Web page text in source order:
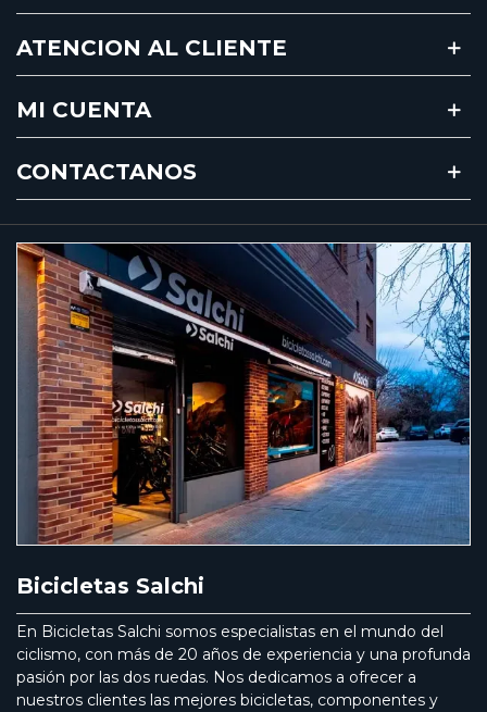
ATENCION AL CLIENTE
MI CUENTA
CONTACTANOS
Bicicletas Salchi
En Bicicletas Salchi somos especialistas en el mundo del
ciclismo, con más de 20 años de experiencia y una profunda
pasión por las dos ruedas. Nos dedicamos a ofrecer a
nuestros clientes las mejores bicicletas, componentes y